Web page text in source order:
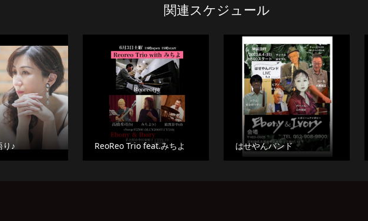
関連スケジュール
り♪ ReoReo Trio feat.みちよ はせやんバンド